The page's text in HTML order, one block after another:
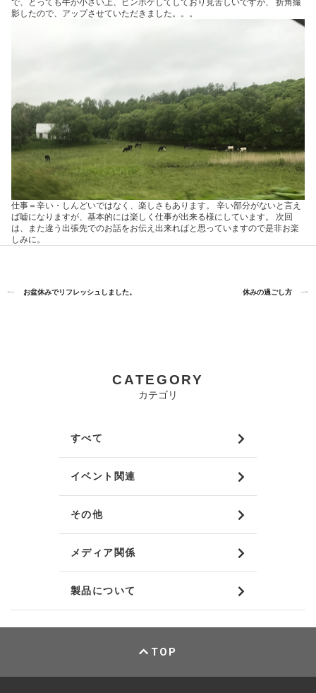
で、とっても牛が小さい上、ピンボケしてしており見苦しいですが、 折角撮
影したので、アップさせていただきました。。。
仕事＝辛い・しんどいではなく、楽しさもあります。 辛い部分がないと言え
ば嘘になりますが、基本的には楽しく仕事が出来る様にしています。 次回
は、また違う出張先でのお話をお伝え出来ればと思っていますので是非お楽
しみに。
お盆休みでリフレッシュしました。 休みの過ごし方
CATEGORY
カテゴリ
すべて
イベント関連
その他
メディア関係
製品について
TOP